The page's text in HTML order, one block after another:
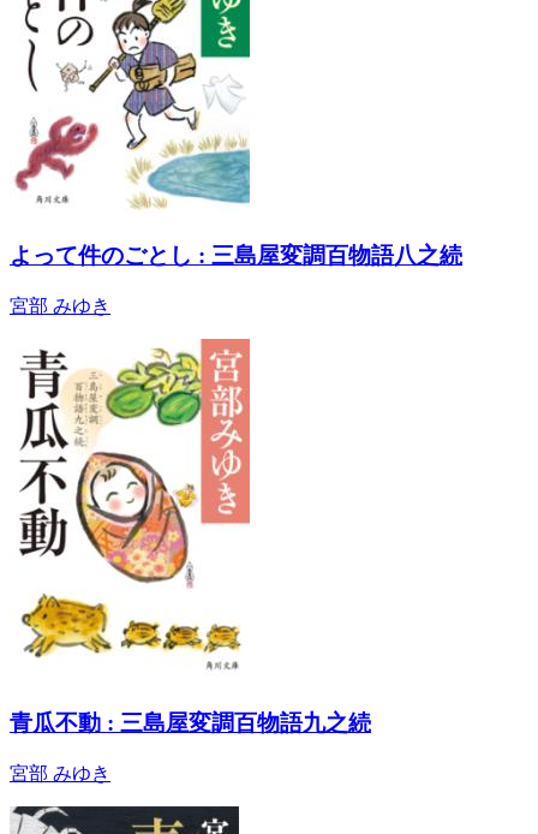
よって件のごとし : 三島屋変調百物語八之続
宮部 みゆき
青瓜不動 : 三島屋変調百物語九之続
宮部 みゆき